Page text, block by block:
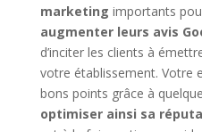
marketing importants
augmenter leurs avis
d’inciter les clients à
votre établissement. Votre
bons points grâce à
optimiser ainsi sa